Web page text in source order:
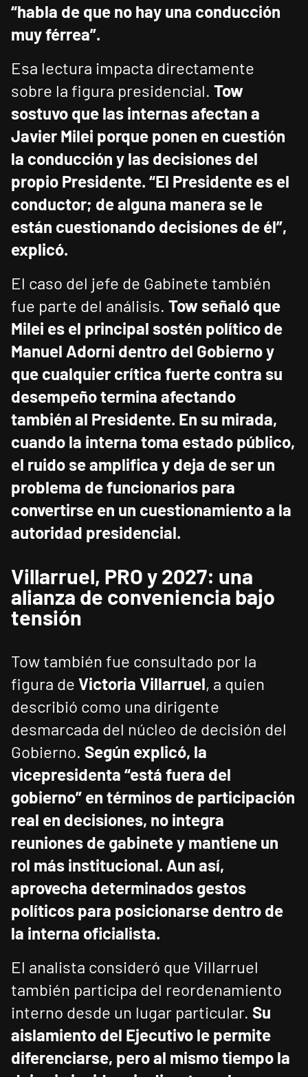
“habla de que no hay una conducción
muy férrea”.
Esa lectura impacta directamente
sobre la figura presidencial. Tow
sostuvo que las internas afectan a
Javier Milei porque ponen en cuestión
la conducción y las decisiones del
propio Presidente. “El Presidente es el
conductor; de alguna manera se le
están cuestionando decisiones de él”,
explicó.
El caso del jefe de Gabinete también
fue parte del análisis. Tow señaló que
Milei es el principal sostén político de
Manuel Adorni dentro del Gobierno y
que cualquier crítica fuerte contra su
desempeño termina afectando
también al Presidente. En su mirada,
cuando la interna toma estado público,
el ruido se amplifica y deja de ser un
problema de funcionarios para
convertirse en un cuestionamiento a la
autoridad presidencial.
Villarruel, PRO y 2027: una
alianza de conveniencia bajo
tensión
Tow también fue consultado por la
figura de Victoria Villarruel, a quien
describió como una dirigente
desmarcada del núcleo de decisión del
Gobierno. Según explicó, la
vicepresidenta “está fuera del
gobierno” en términos de participación
real en decisiones, no integra
reuniones de gabinete y mantiene un
rol más institucional. Aun así,
aprovecha determinados gestos
políticos para posicionarse dentro de
la interna oficialista.
El analista consideró que Villarruel
también participa del reordenamiento
interno desde un lugar particular. Su
aislamiento del Ejecutivo le permite
diferenciarse, pero al mismo tiempo la